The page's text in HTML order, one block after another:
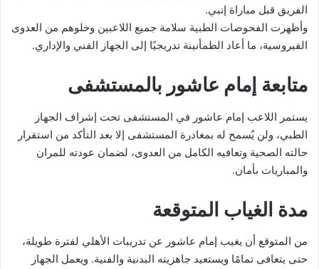
الفريق قبل مباراة إنبي.
وأظهرت الفحوصات الطبية سلامة جميع اللاعبين وخلوهم من العدوى
الفيروسية، ما أعاد الطمأنينة تدريجيًا إلى الجهاز الفني والإداري.
متابعة إمام عاشور بالمستشفى
يستمر اللاعب إمام عاشور في المستشفى تحت إشراف الجهاز
الطبي، ولن يُسمح له بمغادرة المستشفى إلا بعد التأكد من استقرار
حالته الصحية وتعافيه الكامل من العدوى، لضمان عودته للمران
والمباريات بأمان.
مدة الغياب المتوقعة
من المتوقع أن يغيب إمام عاشور عن تدريبات الأهلي لفترة طويلة،
حتى يتعافى تمامًا ويستعيد جاهزيته البدنية والفنية. ويعمل الجهاز